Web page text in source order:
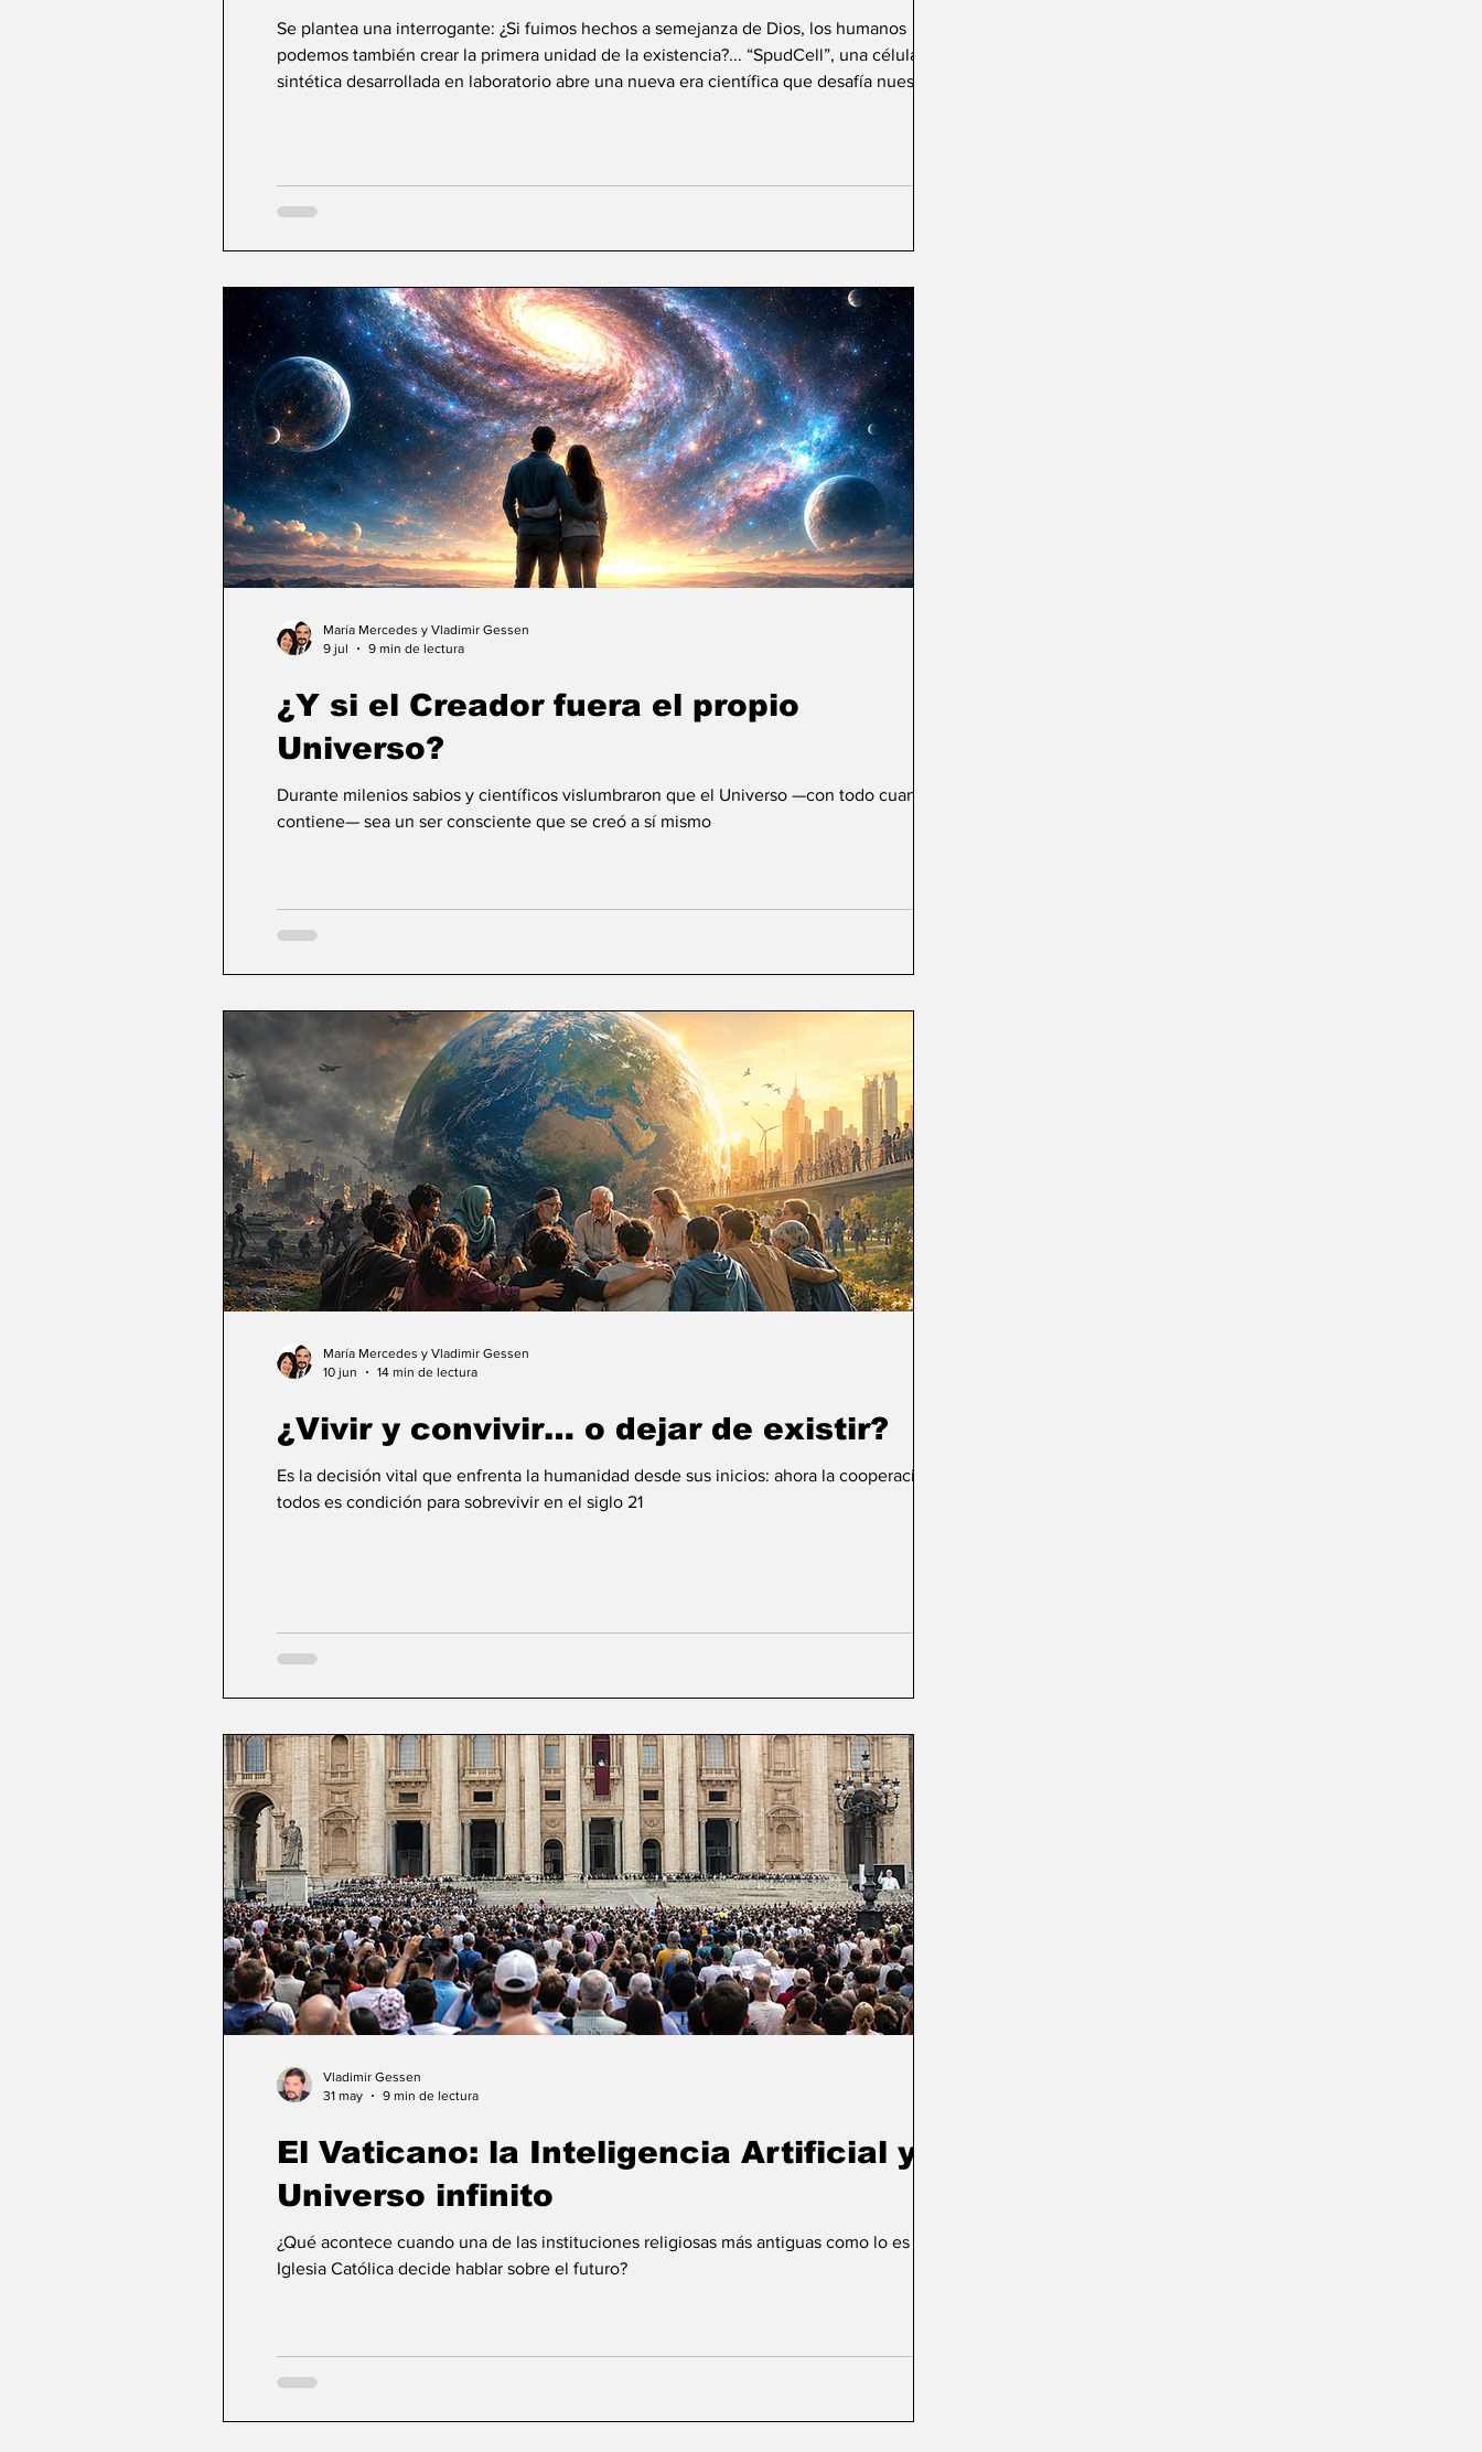
Se plantea una interrogante: ¿Si fuimos hechos a semejanza de Dios, los humanos
podemos también crear la primera unidad de la existencia?... “SpudCell”, una célula
sintética desarrollada en laboratorio abre una nueva era científica que desafía nuestras
¿Y si el Creador fuera el propio
Universo?
Durante milenios sabios y científicos vislumbraron que el Universo —con todo cuanto
contiene— sea un ser consciente que se creó a sí mismo
María Mercedes y Vladimir Gessen
9 jul
9 min de lectura
¿Vivir y convivir… o dejar de existir?
Es la decisión vital que enfrenta la humanidad desde sus inicios: ahora la cooperación de
todos es condición para sobrevivir en el siglo 21
María Mercedes y Vladimir Gessen
10 jun
14 min de lectura
El Vaticano: la Inteligencia Artificial y el
Universo infinito
¿Qué acontece cuando una de las instituciones religiosas más antiguas como lo es la
Iglesia Católica decide hablar sobre el futuro?
Vladimir Gessen
31 may
9 min de lectura